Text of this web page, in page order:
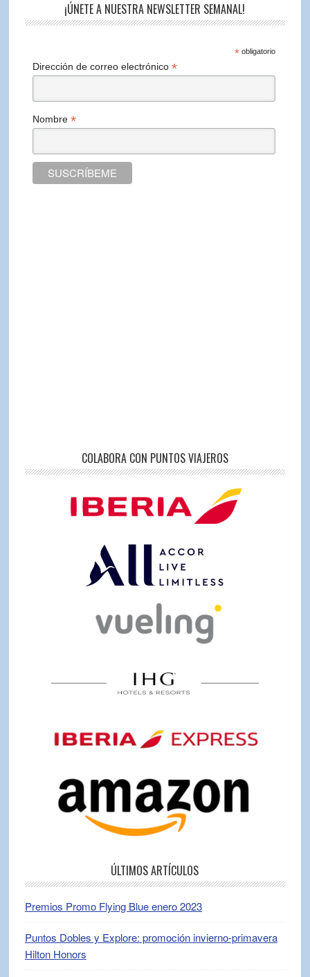
¡ÚNETE A NUESTRA NEWSLETTER SEMANAL!
*obligatorio
Dirección de correo electrónico*
Nombre*
COLABORA CON PUNTOS VIAJEROS
ÚLTIMOS ARTÍCULOS
Premios Promo Flying Blue enero 2023
Puntos Dobles y Explore: promoción invierno-primavera
Hilton Honors